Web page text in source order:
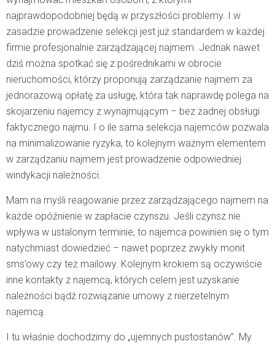
najprawdopodobniej będą w przyszłości problemy. I w
zasadzie prowadzenie selekcji jest już standardem w każdej
firmie profesjonalnie zarządzającej najmem. Jednak nawet
dziś można spotkać się z pośrednikami w obrocie
nieruchomości, którzy proponują zarządzanie najmem za
jednorazową opłatę za usługę, która tak naprawdę polega na
skojarzeniu najemcy z wynajmującym – bez żadnej obsługi
faktycznego najmu. I o ile sama selekcja najemców pozwala
na minimalizowanie ryzyka, to kolejnym ważnym elementem
w zarządzaniu najmem jest prowadzenie odpowiedniej
windykacji należności.
Mam na myśli reagowanie przez zarządzającego najmem na
każde opóźnienie w zapłacie czynszu. Jeśli czynsz nie
wpływa w ustalonym terminie, to najemca powinien się o tym
natychmiast dowiedzieć – nawet poprzez zwykły monit
sms’owy czy też mailowy. Kolejnym krokiem są oczywiście
inne kontakty z najemcą, których celem jest uzyskanie
należności bądź rozwiązanie umowy z nierzetelnym
najemcą.
I tu właśnie dochodzimy do „ujemnych pustostanów”. My